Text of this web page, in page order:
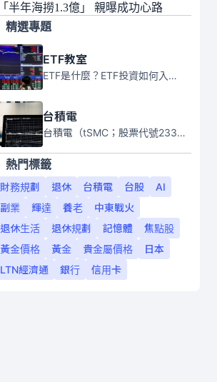
「半年海撈1.3億」 親曝成功心路
精選專題
ETF教室
ETF是什麼？ETF投資如何入門？本系列專題文章將會告訴你新手必須知道的ETF基礎知識。
台積電
台積電（tSMC；股票代號2330）是全球領先的半導體代工公司，成立於1987年，總部位於台灣新竹。且已於美國、日本、德國及中國設廠，台積電是全球首家專業積體電路製造服務公司，也是全球最先進和最大規模的半導體代工廠。
熱門標籤
財務規劃
退休 台積電 台股
AI
副業
輝達 養老
中東戰火
退休生活
退休規劃 記憶體
焦點股
黃金價格
黃金 貴金屬價格
日本
LTN經濟通
銀行 信用卡